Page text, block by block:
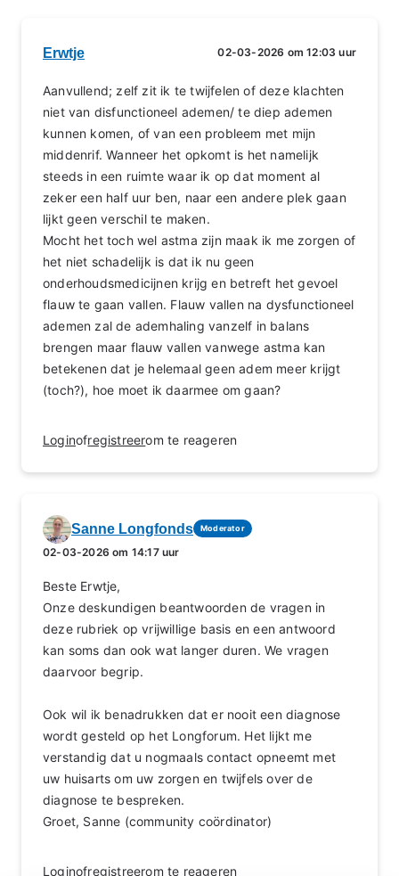
Erwtje 02-03-2026 om 12:03 uur
Aanvullend; zelf zit ik te twijfelen of deze klachten
niet van disfunctioneel ademen/ te diep ademen
kunnen komen, of van een probleem met mijn
middenrif. Wanneer het opkomt is het namelijk
steeds in een ruimte waar ik op dat moment al
zeker een half uur ben, naar een andere plek gaan
lijkt geen verschil te maken.
Mocht het toch wel astma zijn maak ik me zorgen of
het niet schadelijk is dat ik nu geen
onderhoudsmedicijnen krijg en betreft het gevoel
flauw te gaan vallen. Flauw vallen na dysfunctioneel
ademen zal de ademhaling vanzelf in balans
brengen maar flauw vallen vanwege astma kan
betekenen dat je helemaal geen adem meer krijgt
(toch?), hoe moet ik daarmee om gaan?
Loginofregistreerom te reageren
Sanne Longfonds Moderator
02-03-2026 om 14:17 uur
Beste Erwtje,
Onze deskundigen beantwoorden de vragen in
deze rubriek op vrijwillige basis en een antwoord
kan soms dan ook wat langer duren. We vragen
daarvoor begrip.
Ook wil ik benadrukken dat er nooit een diagnose
wordt gesteld op het Longforum. Het lijkt me
verstandig dat u nogmaals contact opneemt met
uw huisarts om uw zorgen en twijfels over de
diagnose te bespreken.
Groet, Sanne (community coördinator)
Loginofregistreerom te reageren